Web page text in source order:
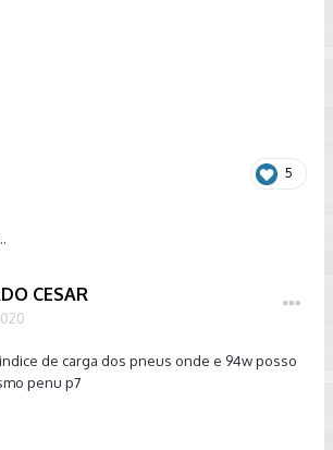
5
CESAR
de carga dos pneus onde e 94w posso
penu p7